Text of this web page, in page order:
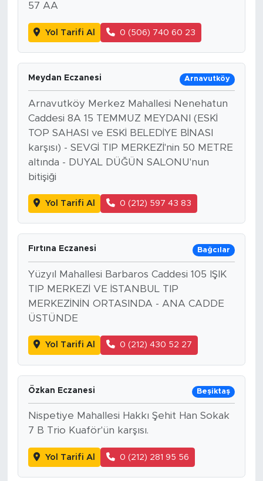
57 AA
Yol Tarifi Al 0 (506) 740 60 23
Meydan Eczanesi Arnavutköy
Arnavutköy Merkez Mahallesi Nenehatun
Caddesi 8A 15 TEMMUZ MEYDANI (ESKİ
TOP SAHASI ve ESKİ BELEDİYE BİNASI
karşısı) - SEVGİ TIP MERKEZİ'nin 50 METRE
altında - DUYAL DÜĞÜN SALONU'nun
bitişiği
Yol Tarifi Al 0 (212) 597 43 83
Fırtına Eczanesi Bağcılar
Yüzyıl Mahallesi Barbaros Caddesi 105 IŞIK
TIP MERKEZİ VE İSTANBUL TIP
MERKEZİNİN ORTASINDA - ANA CADDE
ÜSTÜNDE
Yol Tarifi Al 0 (212) 430 52 27
Özkan Eczanesi Beşiktaş
Nispetiye Mahallesi Hakkı Şehit Han Sokak
7 B Trio Kuaför'ün karşısı.
Yol Tarifi Al 0 (212) 281 95 56